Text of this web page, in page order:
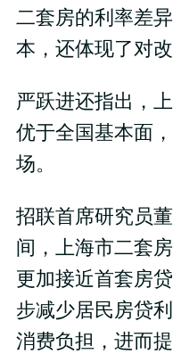
二套房的利率差
本，还体现了对
严跃进还指出，
优于全国基本面
场。
招联首席研究员
间，上海市二套
更加接近首套房
步减少居民房贷
消费负担，进而